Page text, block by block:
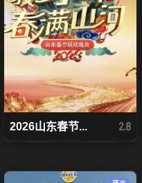
2026山东春节... 2.8